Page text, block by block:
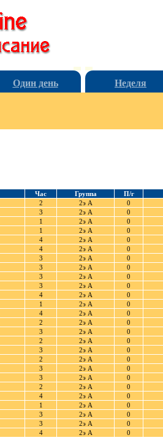
Один день Неделя
Час Группа
П/г
2 2э А
0
3 2э А
0
1 2э А
0
1 2э А
0
4 2э А
0
4 2э А
0
3 2э А
0
3 2э А
0
3 2э А
0
3 2э А
0
4 2э А
0
1 2э А
0
4 2э А
0
2 2э А
0
3 2э А
0
2 2э А
0
3 2э А
0
2 2э А
0
3 2э А
0
3 2э А
0
2 2э А
0
4 2э А
0
1 2э А
0
3 2э А
0
3 2э А
0
4 2э А 0